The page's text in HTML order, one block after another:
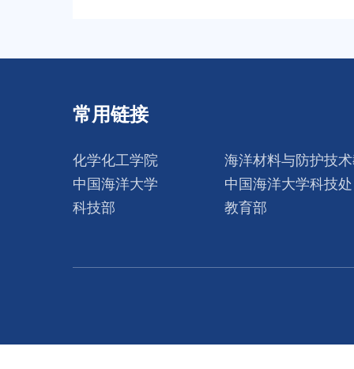
常用链接
化学化工学院
海洋材料与防护技
中国海洋大学
中国海洋大学科技处
科技部
教育部